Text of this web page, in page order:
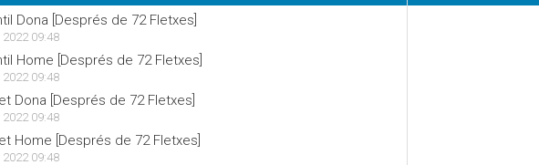
Dona [Després de 72 Fletxes]
09:48
Home [Després de 72 Fletxes]
09:48
Dona [Després de 72 Fletxes]
09:48
Home [Després de 72 Fletxes]
09:48